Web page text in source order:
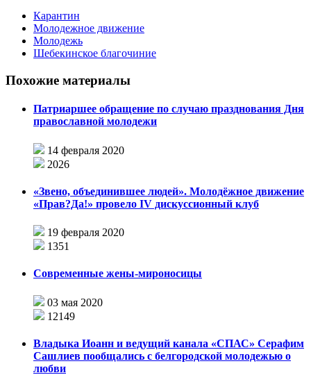
Карантин
Молодежное движение
Молодежь
Шебекинское благочиние
Похожие материалы
Патриаршее обращение по случаю празднования Дня
православной молодежи
14 февраля 2020
2026
«Звено, объединившее людей». Молодёжное движение
«Прав?Да!» провело IV дискуссионный клуб
19 февраля 2020
1351
Современные жены-мироносицы
03 мая 2020
12149
Владыка Иоанн и ведущий канала «СПАС» Серафим
Сашлиев пообщались с белгородской молодежью о
любви